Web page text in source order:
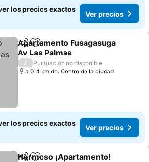
los precios exactos
Ver precios
CompartirAgregar a favoritos
Apartamento Fusagasuga
Av Las Palmas
Ver precios
/
Puntuación no disponible
a 0.4 km de: Centro de la ciudad
los precios exactos
Ver precios
Hermoso ¡Apartamento!